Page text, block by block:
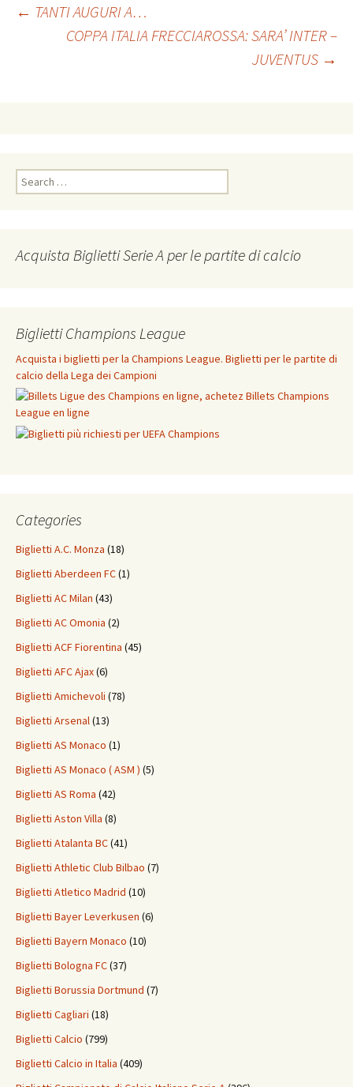
Post
← TANTI AUGURI A…
COPPA ITALIA FRECCIAROSSA: SARA’ INTER –
JUVENTUS →
Search
for:
Acquista Biglietti Serie A per le partite di calcio
Biglietti Champions League
Acquista i biglietti per la Champions League. Biglietti per le partite di
calcio della Lega dei Campioni
Categories
Biglietti A.C. Monza (18)
Biglietti Aberdeen FC(1)
Biglietti AC Milan (43)
Biglietti AC Omonia (2)
Biglietti ACF Fiorentina (45)
Biglietti AFC Ajax(6)
Biglietti Amichevoli (78)
Biglietti Arsenal(13)
Biglietti AS Monaco (1)
Biglietti AS Monaco ( ASM ) (5)
Biglietti AS Roma (42)
Biglietti Aston Villa (8)
Biglietti Atalanta BC(41)
Biglietti Athletic Club Bilbao (7)
Biglietti Atletico Madrid (10)
Biglietti Bayer Leverkusen (6)
Biglietti Bayern Monaco (10)
Biglietti Bologna FC(37)
Biglietti Borussia Dortmund (7)
Biglietti Cagliari (18)
Biglietti Calcio (799)
Biglietti Calcio in Italia (409)